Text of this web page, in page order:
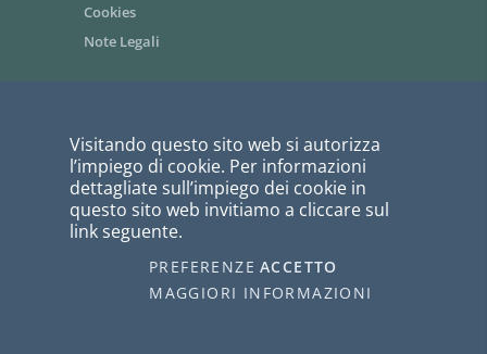
Cookies
Note Legali
Siti tematici - link utili
Informazioni per i fornitori
Bandi di gara
PagoPA
webmaster@ausl.vda.it
Visitando questo sito web si autorizza
l’impiego di cookie. Per informazioni
dettagliate sull’impiego dei cookie in
questo sito web invitiamo a cliccare sul
link seguente.
PREFERENZE ACCETTO
MAGGIORI INFORMAZIONI